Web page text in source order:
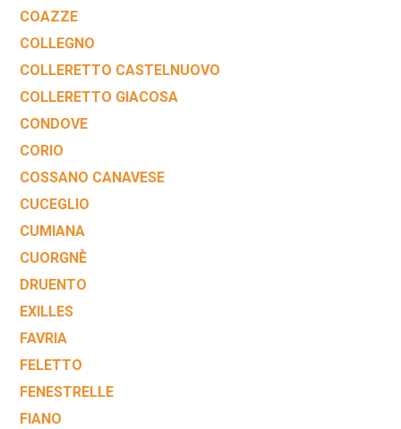
COAZZE
COLLEGNO
COLLERETTO CASTELNUOVO
COLLERETTO GIACOSA
CONDOVE
CORIO
COSSANO CANAVESE
CUCEGLIO
CUMIANA
CUORGNÈ
DRUENTO
EXILLES
FAVRIA
FELETTO
FENESTRELLE
FIANO